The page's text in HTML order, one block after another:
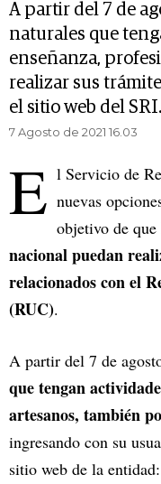
A partir del 7 de
naturales que
enseñanza,
realizar sus
el sitio web del SRI.
7 Agosto de 2021 16.03
E l Servicio de
nuevas
objetivo de que
nacional puedan
relacionados con el
(RUC).
A partir del 7 de
que tengan
artesanos, también
ingresando con su
sitio web de la entidad: